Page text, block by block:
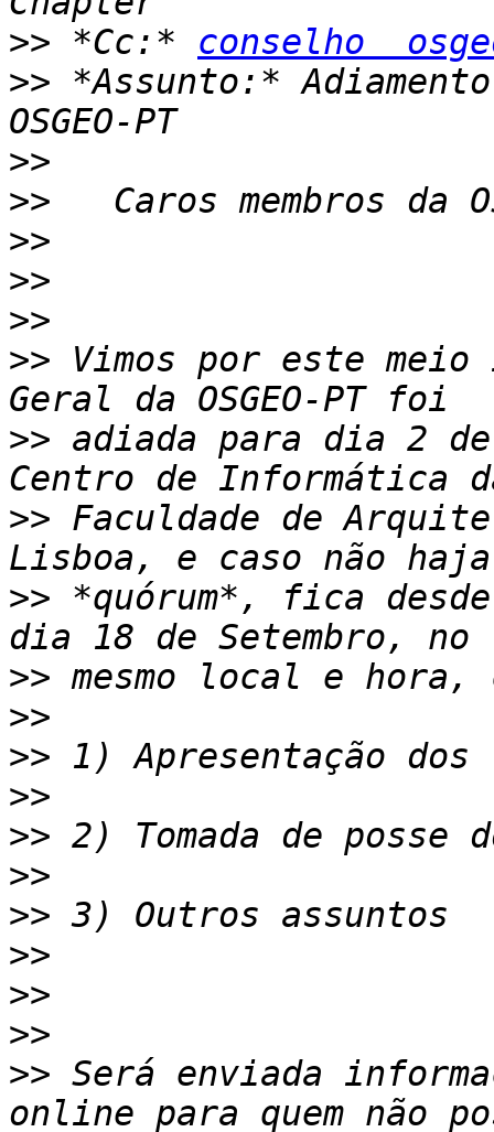
>> *Cc:* conselho
>> *Assunto:*
>>
>>
>>
>>
>>
>> Vimos por este meio
>> adiada para dia 2
>> Faculdade de
>> *quórum*, fica
>>
>>
>>
>>
>>
>>
>>
>>
>>
>>
>> Será enviada